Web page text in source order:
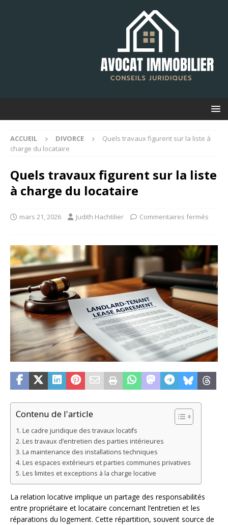
ACCUEIL DIVORCE
Quels travaux figurent sur la liste à
charge du locataire
Quels travaux figurent sur la liste
à charge du locataire
mars 21, 2026 Judith Hachtilier Commentaires fermés
Contenu de l'article
Le cadre juridique des travaux locatifs
Les travaux d’entretien des parties intérieures
La maintenance des installations techniques
Les espaces extérieurs et parties communes privatives
Les limites et exceptions à la charge locative
La relation locative implique un partage des responsabilités
entre propriétaire et locataire concernant l’entretien et les
réparations du logement. Cette répartition, souvent source de